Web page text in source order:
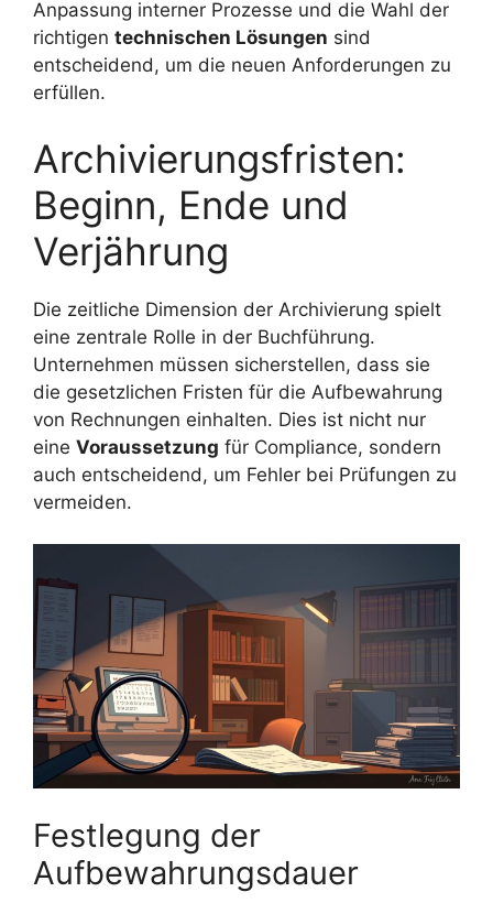
Anpassung interner Prozesse und die Wahl der
richtigen technischen Lösungen sind
entscheidend, um die neuen Anforderungen zu
erfüllen.
Archivierungsfristen:
Beginn, Ende und
Verjährung
Die zeitliche Dimension der Archivierung spielt
eine zentrale Rolle in der Buchführung.
Unternehmen müssen sicherstellen, dass sie
die gesetzlichen Fristen für die Aufbewahrung
von Rechnungen einhalten. Dies ist nicht nur
eine Voraussetzung für Compliance, sondern
auch entscheidend, um Fehler bei Prüfungen zu
vermeiden.
Festlegung der
Aufbewahrungsdauer